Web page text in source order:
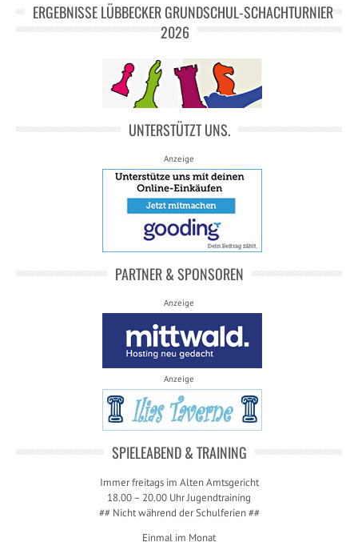
ERGEBNISSE LÜBBECKER GRUNDSCHUL-SCHACHTURNIER
2026
UNTERSTÜTZT UNS.
Anzeige
PARTNER & SPONSOREN
Anzeige
Anzeige
SPIELEABEND & TRAINING
Immer freitags im Alten Amtsgericht
18.00 – 20.00 Uhr Jugendtraining
## Nicht während der Schulferien ##
Einmal im Monat